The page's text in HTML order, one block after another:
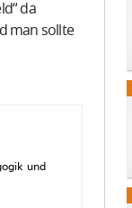
da
man sollte
und